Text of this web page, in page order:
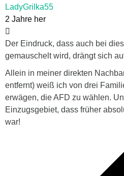
LadyGrilka55
2 Jahre her
Der Eindruck, dass auch bei
gemauschelt wird, drängt sich
Allein in meiner direkten
entfernt) weiß ich von drei
erwägen, die AFD zu wählen.
Einzugsgebiet, dass früher
war!